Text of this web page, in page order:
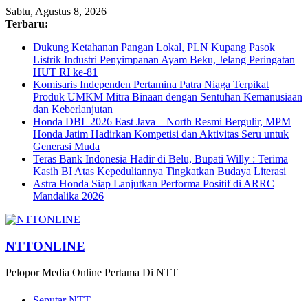
Sabtu, Agustus 8, 2026
Terbaru:
Dukung Ketahanan Pangan Lokal, PLN Kupang Pasok
Listrik Industri Penyimpanan Ayam Beku, Jelang Peringatan
HUT RI ke-81
Komisaris Independen Pertamina Patra Niaga Terpikat
Produk UMKM Mitra Binaan dengan Sentuhan Kemanusiaan
dan Keberlanjutan
Honda DBL 2026 East Java – North Resmi Bergulir, MPM
Honda Jatim Hadirkan Kompetisi dan Aktivitas Seru untuk
Generasi Muda
Teras Bank Indonesia Hadir di Belu, Bupati Willy : Terima
Kasih BI Atas Kepeduliannya Tingkatkan Budaya Literasi
Astra Honda Siap Lanjutkan Performa Positif di ARRC
Mandalika 2026
NTTONLINE
Pelopor Media Online Pertama Di NTT